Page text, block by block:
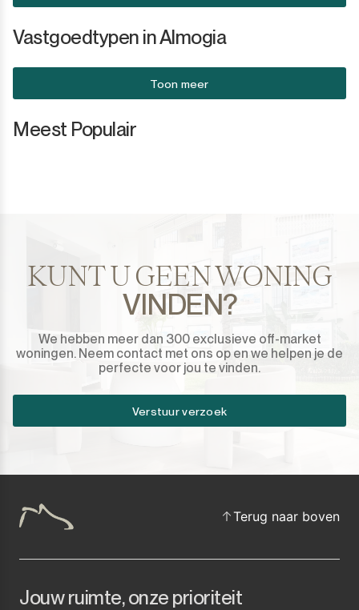
Vastgoedtypen in Almogia
Toon meer
Meest Populair
KUNT U GEEN WONING
VINDEN?
We hebben meer dan 300 exclusieve off-market
woningen. Neem contact met ons op en we helpen je de
perfecte voor jou te vinden.
Verstuur verzoek
Terug naar boven
Jouw ruimte, onze prioriteit